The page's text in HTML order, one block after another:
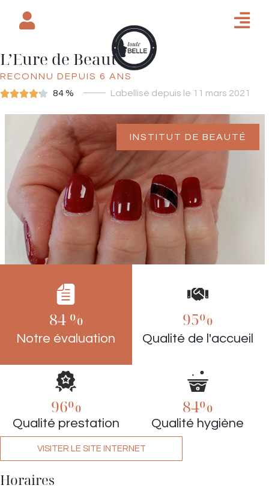
L’Eure de Beauté
RECONNU DEPUIS 6 ANS
 84 % Labellisé depuis le 11 mars 2021
INSTITUT DE BEAUTÉ
84 %
Notre évaluation
95%
Qualité de l'accueil
96%
Qualité prestation
84%
Qualité hygiène
VISITER LE SITE INTERNET
Horaires